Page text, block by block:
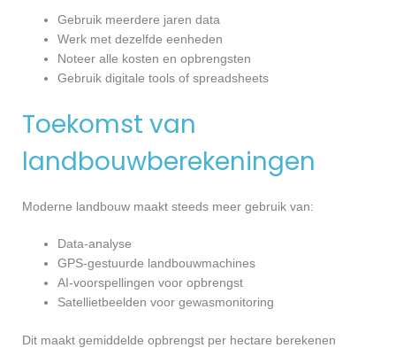
Gebruik meerdere jaren data
Werk met dezelfde eenheden
Noteer alle kosten en opbrengsten
Gebruik digitale tools of spreadsheets
Toekomst van
landbouwberekeningen
Moderne landbouw maakt steeds meer gebruik van:
Data-analyse
GPS-gestuurde landbouwmachines
AI-voorspellingen voor opbrengst
Satellietbeelden voor gewasmonitoring
Dit maakt gemiddelde opbrengst per hectare berekenen